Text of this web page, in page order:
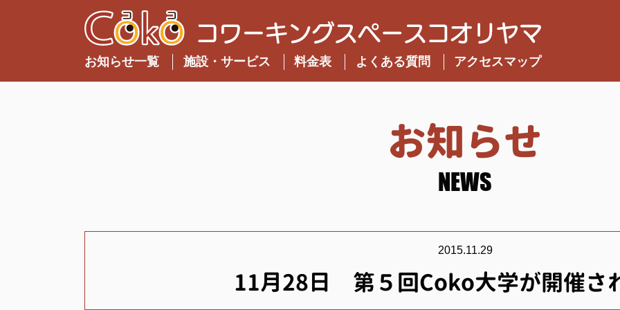
お知らせ一覧 施設・サービス 料金表 よくある質問 アクセスマップ
お知らせ
NEWS
2015.11.29
11月28日 第５回Coko大学が開催さ